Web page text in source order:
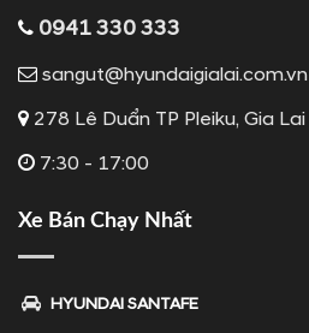
0941 330 333
sangut@hyundaigialai.com.vn
278 Lê Duẩn TP Pleiku, Gia Lai
7:30 - 17:00
Xe Bán Chạy Nhất
HYUNDAI SANTAFE